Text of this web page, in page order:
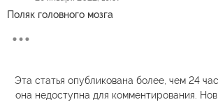
Поляк головного мозга
Эта статья опубликована более, чем 24
она недоступна для комментирования.